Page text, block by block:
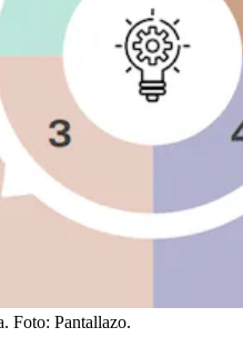
Foto: Pantallazo.